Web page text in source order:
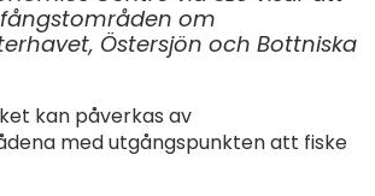
om
Östersjön och Bottniska
kan påverkas av
med utgångspunkten att fiske